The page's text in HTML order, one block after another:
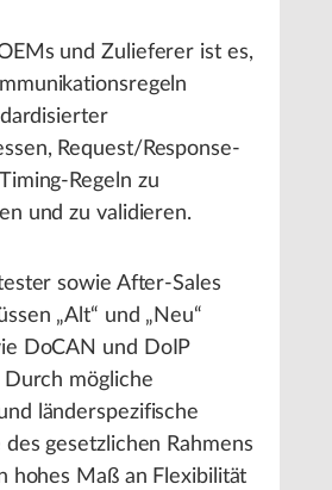
und Zulieferer ist es,
Request/Response-
Regeln zu
und zu validieren.
sowie After-Sales
„Alt“ und „Neu“
DoCAN und DoIP
mögliche
länderspezifische
gesetzlichen Rahmens
hohes Maß an Flexibilität